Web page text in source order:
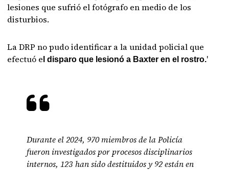
lesiones que sufrió el fotógrafo en medio de los
disturbios.
La DRP no pudo identificar a la unidad policial que
efectuó e l disparo que lesionó a Baxter en el rostro.'
Durante el 2024, 970 miembros de la Policía
fueron investigados por procesos disciplinarios
internos, 123 han sido destituidos y 92 están en